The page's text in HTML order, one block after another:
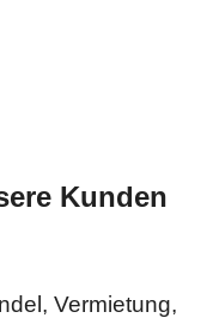
Kunden
Vermietung,